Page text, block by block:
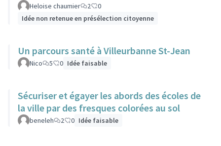
Heloise chaumier 2
0
Idée non retenue en présélection citoyenne
Un parcours santé à Villeurbanne St-Jean
Nico 5 0 Idée faisable
Sécuriser et égayer les abords des écoles de
la ville par des fresques colorées au sol
beneleh 2 0 Idée faisable